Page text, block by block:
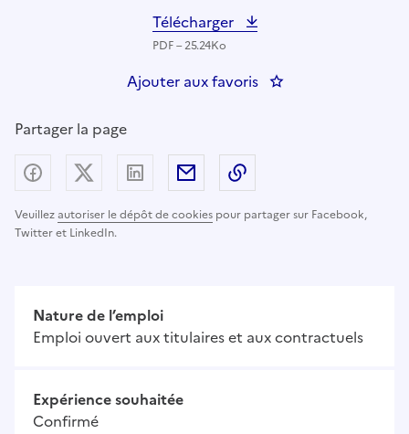
Télécharger
PDF – 25.24Ko
Ajouter aux favoris : AGENT
Partager la page
Veuillezautoriser le dépôt de cookies pour partager sur Facebook,
Twitter et LinkedIn.
Partager sur Facebook
Partager sur X (anciennement Twitter) -
Partager sur LinkedIn
Partager par email
Nature de l’emploi
Emploi ouvert aux titulaires et aux contractuels
Expérience souhaitée
Confirmé